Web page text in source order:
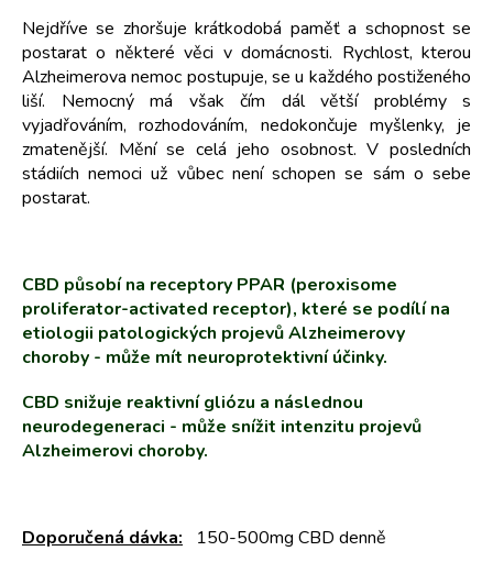
v
ý
p
i
s
u
Nejdříve se zhoršuje krátkodobá paměť a schopnost se
postarat o některé věci v domácnosti. Rychlost, kterou
Alzheimerova nemoc postupuje, se u každého postiženého
liší. Nemocný má však čím dál větší problémy s
vyjadřováním, rozhodováním, nedokončuje myšlenky, je
zmatenější. Mění se celá jeho osobnost. V posledních
stádiích nemoci už vůbec není schopen se sám o sebe
postarat.
CBD působí na receptory PPAR (peroxisome
proliferator-activated receptor), které se podílí na
etiologii patologických projevů Alzheimerovy
choroby - může mít neuroprotektivní účinky.
CBD snižuje reaktivní gliózu a následnou
neurodegeneraci - může snížit intenzitu projevů
Alzheimerovi choroby.
Doporučená dávka: 150-500mg CBD denně